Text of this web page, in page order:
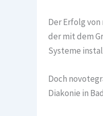
Der Erfolg
der mit dem
Systeme
Doch
Diakonie in